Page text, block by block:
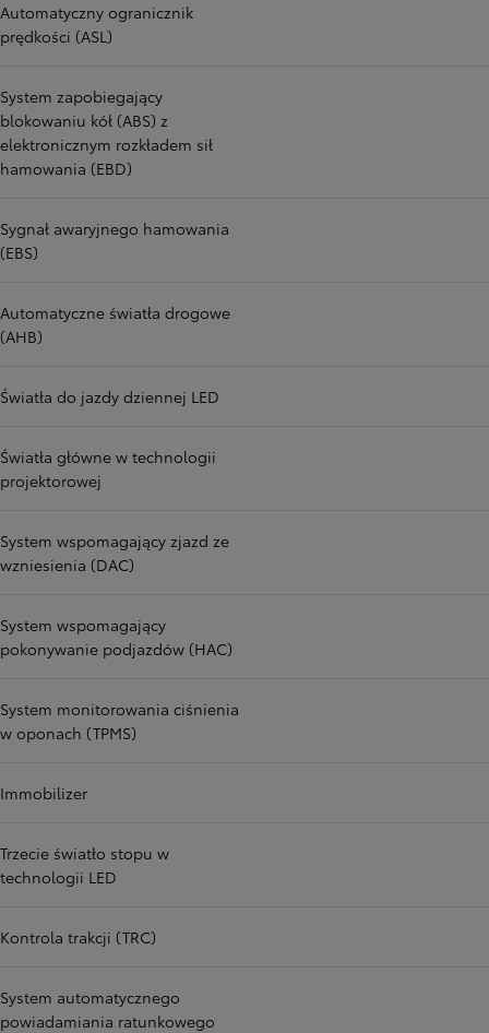
Automatyczny ogranicznik
prędkości (ASL)
System zapobiegający
blokowaniu kół (ABS) z
elektronicznym rozkładem sił
hamowania (EBD)
Sygnał awaryjnego hamowania
(EBS)
Automatyczne światła drogowe
(AHB)
Światła do jazdy dziennej LED
Światła główne w technologii
projektorowej
System wspomagający zjazd ze
wzniesienia (DAC)
System wspomagający
pokonywanie podjazdów (HAC)
System monitorowania ciśnienia
w oponach (TPMS)
Immobilizer
Trzecie światło stopu w
technologii LED
Kontrola trakcji (TRC)
System automatycznego
powiadamiania ratunkowego